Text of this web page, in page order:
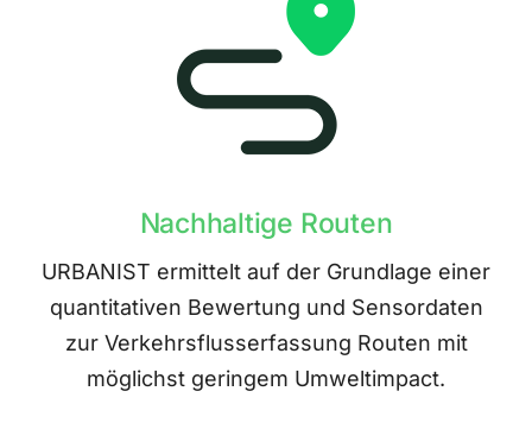
Nachhaltige Routen
URBANIST ermittelt auf der Grundlage einer
quantitativen Bewertung und Sensordaten
zur Verkehrsflusserfassung Routen mit
möglichst geringem Umweltimpact.